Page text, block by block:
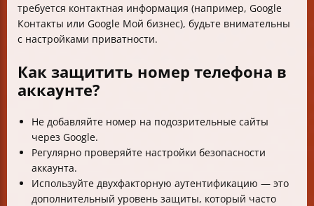
требуется контактная информация (например, Google
Контакты или Google Мой бизнес), будьте внимательны
с настройками приватности.
Как защитить номер телефона в
аккаунте?
Не добавляйте номер на подозрительные сайты
через Google.
Регулярно проверяйте настройки безопасности
аккаунта.
Используйте двухфакторную аутентификацию — это
дополнительный уровень защиты, который часто